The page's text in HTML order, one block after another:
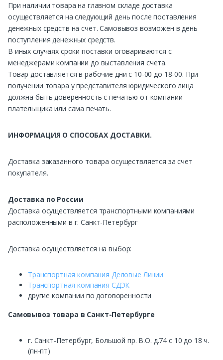
При наличии товара на главном складе доставка
осуществляется на следующий день после поставления
денежных средств на счет. Самовывоз возможен в день
поступления денежных средств.
В иных случаях сроки поставки оговариваются с
менеджерами компании до выставления счета.
Товар доставляется в рабочие дни с 10-00 до 18-00. При
получении товара у представителя юридического лица
должна быть доверенность с печатью от компании
плательщика или сама печать.
ИНФОРМАЦИЯ О СПОСОБАХ ДОСТАВКИ.
Доставка заказанного товара осуществляется за счет
покупателя.
Доставка по России
Доставка осуществляется транспортными компаниями
расположенными в г. Санкт-Петербург
Доставка осуществляется на выбор:
Транспортная компания Деловые Линии
Транспортная компания СДЭК
другие компании по договоренности
Самовывоз товара в Санкт-Петербурге
г. Санкт-Петербург, Большой пр. В.О. д.74 с 10 до 18 ч.
(пн-пт)